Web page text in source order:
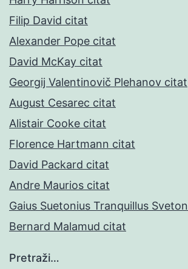
Filip David citat
Alexander Pope citat
David McKay citat
Georgij Valentinovič Plehanov citat
August Cesarec citat
Alistair Cooke citat
Florence Hartmann citat
David Packard citat
Andre Maurios citat
Gaius Suetonius Tranquillus
Bernard Malamud citat
Pretraži…